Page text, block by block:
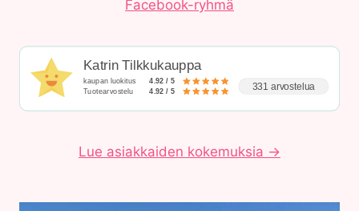
Facebook-ryhmä
Katrin Tilkkukauppa
kaupan luokitus
4.92 / 5
Tuotearvostelu
4.92 / 5 331 arvostelua
Lue asiakkaiden kokemuksia →